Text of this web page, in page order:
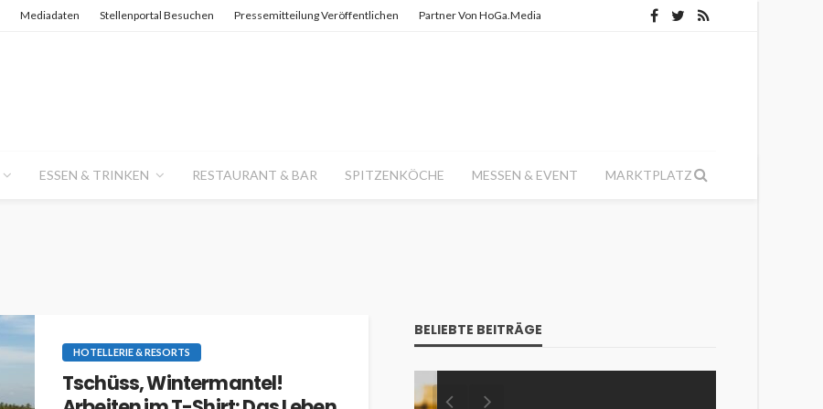
Mediadaten Stellenportal Besuchen Pressemitteilung Veröffentlichen Partner Von HoGa.Media
ESSEN & TRINKEN RESTAURANT & BAR SPITZENKÖCHE MESSEN & EVENT MARKTPLATZ
HOTELLERIE & RESORTS
Tschüss, Wintermantel!
BELIEBTE BEITRÄGE